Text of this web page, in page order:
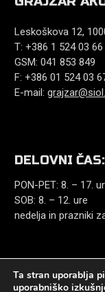
Leskoškova 12,
T: +386 1 524 03 66
GSM: 041 853 849
F: +386 01 524 03
E-mail:
DELOVNI ČAS:
PON-PET: 8. – 17.
SOB: 8. – 12. ure
nedelja in prazniki
Ta stran uporablja
uporabniško